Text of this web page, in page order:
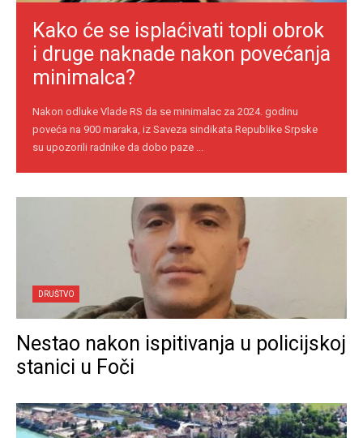
Kako će se isplaćivati topli obrok
i druge naknade nakon povećanja
minimalca?
Nakon odluke Vlade RS da se minimalac za 2024. godinu
poveća na 900 maraka, iz Saveza sindikata Republike Srpske
su upozorili radnike da dobo paze ...
DRUŠTVO
Nestao nakon ispitivanja u policijskoj
stanici u Foči